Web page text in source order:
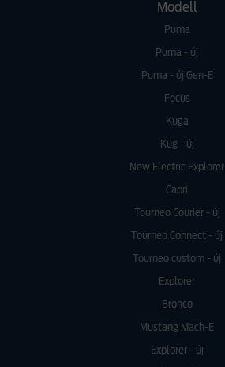
Modell
Puma
Puma - új
Puma - új Gen-E
Focus
Kuga
Kug - új
New Electric Explorer
Capri
Tourneo Courier - új
Tourneo Connect - új
Tourneo custom - új
Explorer
Bronco
Mustang Mach-E
Explorer - új